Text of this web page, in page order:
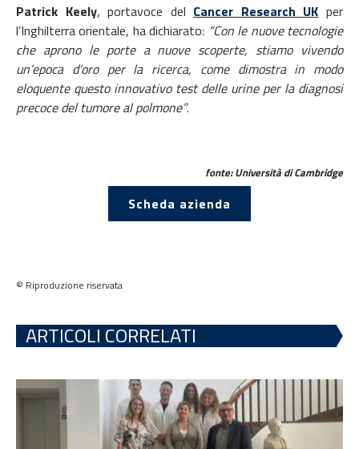
Patrick Keely, portavoce del Cancer Research UK per
l’Inghilterra orientale, ha dichiarato: “Con le nuove tecnologie
che aprono le porte a nuove scoperte, stiamo vivendo
un’epoca d’oro per la ricerca, come dimostra in modo
eloquente questo innovativo test delle urine per la diagnosi
precoce del tumore al polmone”.
fonte: Università di Cambridge
Scheda azienda
© Riproduzione riservata
ARTICOLI CORRELATI